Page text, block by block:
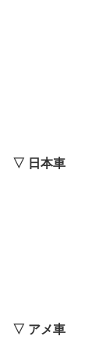
▽ 日本車
▽ アメ車